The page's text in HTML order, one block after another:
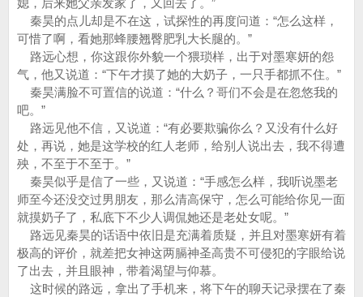
媳，后来她父亲发家了，又回去了。”
秦昊的点儿却是不在这，试探性的再度问道：“怎么这样，
可惜了啊，看她那蜂腰翘臀肥乳大长腿的。”
路远心想，你这跟你外貌一个猥琐样，出于对墨寒妍的怨
气，他又说道：“下午才摸了她的大奶子，一只手都抓不住。”
秦昊满脸不可置信的说道：“什么？哥们不会是在忽悠我的
吧。”
路远见他不信，又说道：“有必要欺骗你么？又没有什么好
处，再说，她是这学校的红人老师，给别人说出去，我不得遭
殃，不至于不至于。”
秦昊似乎是信了一些，又说道：“手感怎么样，我听说墨老
师至今还没交过男朋友，那么清高保守，怎么可能给你见一面
就摸奶子了，私底下不少人调侃她还是老处女呢。”
路远见秦昊的话语中依旧是充满着质疑，并且对墨寒妍有着
极高的评价，就差把女神这两膈神圣高贵不可侵犯的字眼给说
了出去，并且眼神，带着渴望与仰慕。
这时候的路远，拿出了手机来，将下午的聊天记录摆在了秦